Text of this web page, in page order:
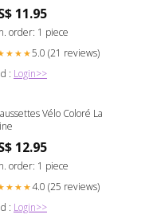
11.95
order: 1 piece
5.0 (21 reviews)
: Login>>
Vélo Coloré La
12.95
order: 1 piece
4.0 (25 reviews)
: Login>>